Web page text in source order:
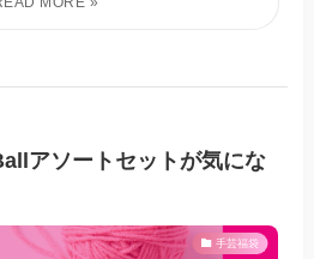
アソートセットが気にな
手芸福袋